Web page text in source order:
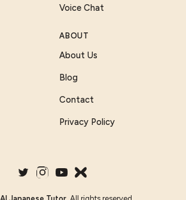
Voice Chat
ABOUT
About Us
Blog
Contact
Privacy Policy